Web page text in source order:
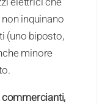
inquinano
(uno biposto,
minore
commercianti,